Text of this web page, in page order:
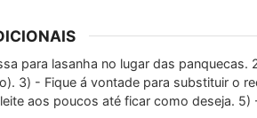
para lasanha no lugar das panquecas.
3) - Fique á vontade para substituir o
aos poucos até ficar como deseja. 5)